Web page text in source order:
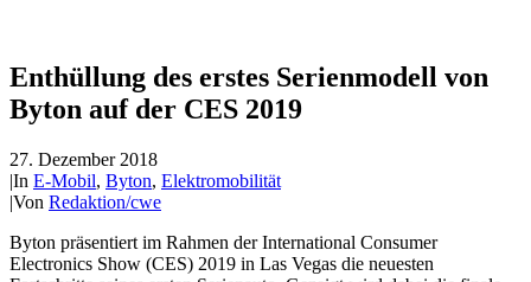
Enthüllung des erstes Serienmodell von
Byton auf der CES 2019
27. Dezember 2018
|In E-Mobil, Byton, Elektromobilität
|Von Redaktion/cwe
Byton präsentiert im Rahmen der International Consumer
Electronics Show (CES) 2019 in Las Vegas die neuesten